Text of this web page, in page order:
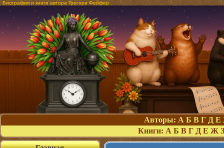
Биография и книги автора Грегори Фейфер
Авторы: А Б В Г Д Е
Книги: А Б В Г Д Е Ж З